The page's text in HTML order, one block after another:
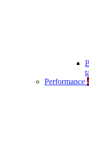
Performance